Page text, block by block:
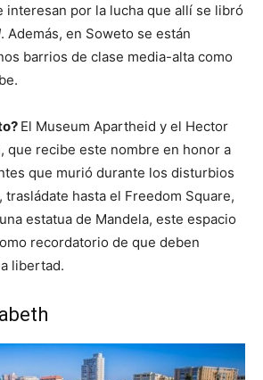
interesan por la lucha que allí se libró
. Además, en Soweto se están
barrios de clase media-alta como
El Museum Apartheid y el Hector
que recibe este nombre en honor a
que murió durante los disturbios
trasládate hasta el Freedom Square,
estatua de Mandela, este espacio
recordatorio de que deben
libertad.